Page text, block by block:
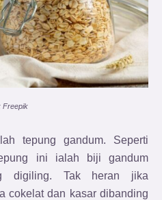
Freepik
tepung gandum. Seperti
ini ialah biji gandum
digiling. Tak heran jika
cokelat dan kasar dibanding